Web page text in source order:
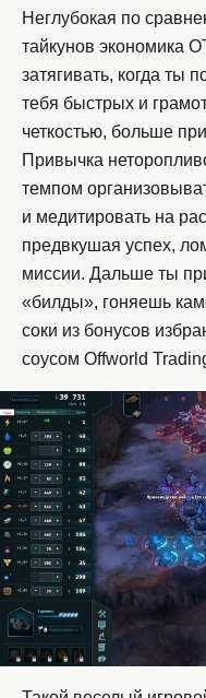
Неглубокая по
тайкунов экономика
затягивать, когда ты
тебя быстрых и
четкостью, больше
Привычка
темпом
и медитировать на
предвкушая успех,
миссии. Дальше ты
«билды», гоняешь
соки из бонусов
соусом Offworld